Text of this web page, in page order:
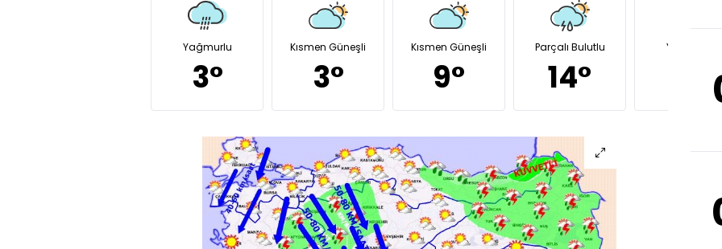
Yağmurlu
3°
Kısmen Güneşli
3°
Kısmen Güneşli
9°
Parçalı Bulutlu
14°
Yağmurlu